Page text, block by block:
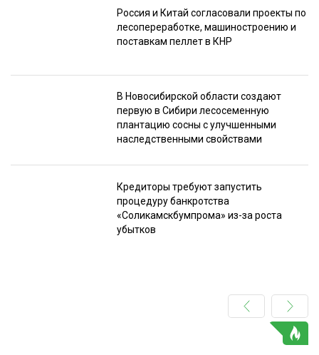
Россия и Китай согласовали проекты по
лесопереработке, машиностроению и
поставкам пеллет в КНР
В Новосибирской области создают
первую в Сибири лесосеменную
плантацию сосны с улучшенными
наследственными свойствами
Кредиторы требуют запустить
процедуру банкротства
«Соликамскбумпрома» из-за роста
убытков